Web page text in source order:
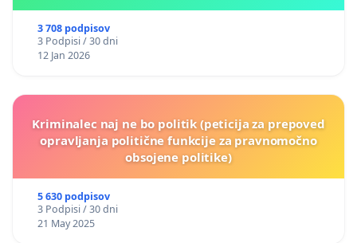
3 708 podpisov
3 Podpisi / 30 dni
12 Jan 2026
Kriminalec naj ne bo politik (peticija za prepoved
opravljanja politične funkcije za pravnomočno
obsojene politike)
5 630 podpisov
3 Podpisi / 30 dni
21 May 2025